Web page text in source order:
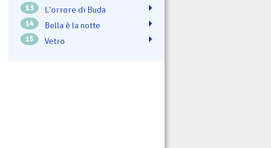
13 L'orrore di Buda
14 Bella è la notte
15 Vetro